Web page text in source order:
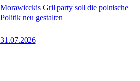
Morawieckis Grillparty soll die polnische
Politik neu gestalten
31.07.2026